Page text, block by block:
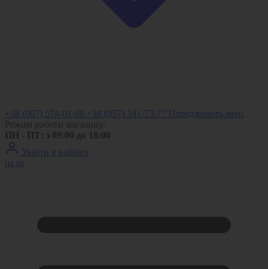
+38 (067) 574-01-08 +38 (057) 341-73-77 Передзвоніть мені
Режим роботи магазину:
ПН - ПТ: з 09:00 до 18:00
Увійти в кабінет
ua
ru